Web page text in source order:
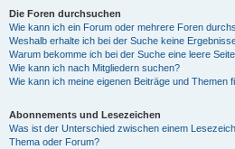
Die Foren durchsuchen
Wie kann ich ein Forum oder mehrere Foren
Weshalb erhalte ich bei der Suche keine
Warum bekomme ich bei der Suche eine leere
Wie kann ich nach Mitgliedern suchen?
Wie kann ich meine eigenen Beiträge und Themen
Abonnements und Lesezeichen
Was ist der Unterschied zwischen einem
Thema oder Forum?